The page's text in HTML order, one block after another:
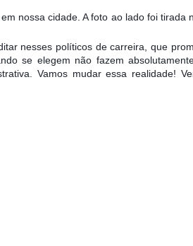
nossa cidade. A foto ao lado foi tirada
nesses políticos de carreira, que
se elegem não fazem
Vamos mudar essa realidade!